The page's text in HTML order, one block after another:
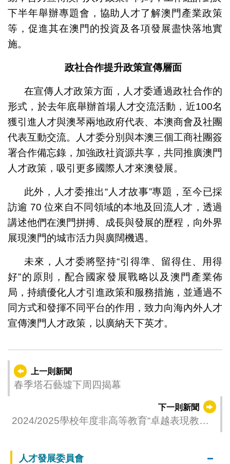
下半年舉辦專題會，協助人才了解澳門產業政策
等，促進其在澳門的投資及各項發展盡快落地實
施。
政社合作提升政策宣傳層面
在宣傳人才政策方面，人才委通過政社合作的
形式，於去年底舉辦首場人才交流活動，近100名
獲引進人才與澳琴兩地政府代表、本澳商會及社團
代表互動交流。人才委分別與本澳三個工商社團簽
署合作備忘錄，加強政社資源共享，共同推廣澳門
人才政策，吸引更多國際人才來澳發展。
此外，人才委推出“人才故事”專題，至今已採
訪逾 70 位來自不同領域的本地及回流人才，透過
講述他們在澳門拼搏、成長與發展的歷程，向外界
展現澳門的城市活力與廣闊機遇。
未來，人才委將堅持“引得準、留得住、用得
好”的原則，配合國家發展戰略以及澳門產業佈
局，持續優化人才引進政策和服務措施，並通過不
同方式和發揮不同平台的作用，致力向海內外人才
宣傳澳門人才政策，以廣納天下英才。
上一則新聞
春季塔石藝墟下周四揭幕
下一則新聞
2024/2025學校年度非高等教育“卓越表現教師”
人才發展委員會